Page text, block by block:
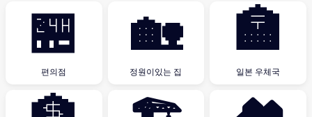
🏪
편의점
🏡
정원이있는 집
🏣
일본 우체국